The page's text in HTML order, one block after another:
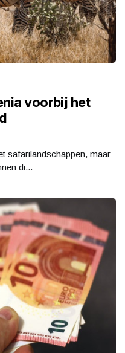
voorbij het
safarilandschappen, maar
di...